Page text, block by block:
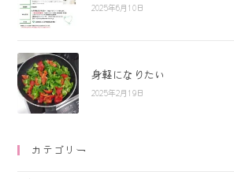
2025年6月10日
身軽になりたい
2025年2月19日
カテゴリー